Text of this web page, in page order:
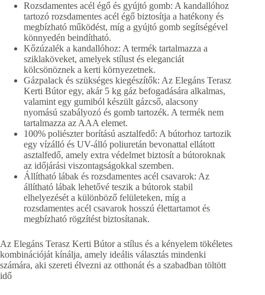
Rozsdamentes acél égő és gyújtó gomb: A kandallóhoz
tartozó rozsdamentes acél égő biztosítja a hatékony és
megbízható működést, míg a gyújtó gomb segítségével
könnyedén beindítható.
Kőzúzalék a kandallóhoz: A termék tartalmazza a
sziklaköveket, amelyek stílust és eleganciát
kölcsönöznek a kerti környezetnek.
Gázpalack és szükséges kiegészítők: Az Elegáns Terasz
Kerti Bútor egy, akár 5 kg gáz befogadására alkalmas,
valamint egy gumiból készült gázcső, alacsony
nyomású szabályozó és gomb tartozék. A termék nem
tartalmazza az AAA elemet.
100% poliészter borítású asztalfedő: A bútorhoz tartozik
egy vízálló és UV-álló poliuretán bevonattal ellátott
asztalfedő, amely extra védelmet biztosít a bútoroknak
az időjárási viszontagságokkal szemben.
Állítható lábak és rozsdamentes acél csavarok: Az
állítható lábak lehetővé teszik a bútorok stabil
elhelyezését a különböző felületeken, míg a
rozsdamentes acél csavarok hosszú élettartamot és
megbízható rögzítést biztosítanak.
Az Elegáns Terasz Kerti Bútor a stílus és a kényelem tökéletes
kombinációját kínálja, amely ideális választás mindenki
számára, aki szereti élvezni az otthonát és a szabadban töltött
idő